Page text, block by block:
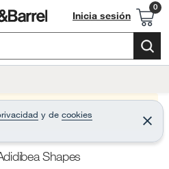
Inicia sesión
e
r
c
B
y de cookies
C
e
r
Shapes